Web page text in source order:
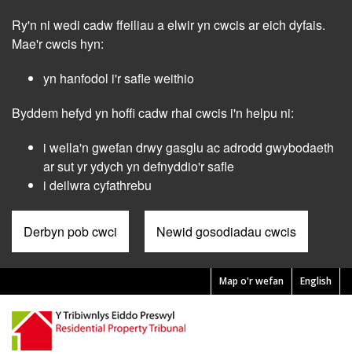
main
Ry'n ni wedi cadw ffeiliau a elwir yn cwcis ar eich dyfais.
Mae'r cwcis hyn:
yn hanfodol i'r safle weithio
Byddem hefyd yn hoffi cadw rhai cwcis i'n helpu ni:
i wella'n gwefan drwy gasglu ac adrodd gwybodaeth
ar sut yr ydych yn defnyddio'r safle
i deilwra cyfathrebu
Derbyn pob cwci Newid gosodiadau cwcis
English
Pre
Header
Menu
Map o'r wefan